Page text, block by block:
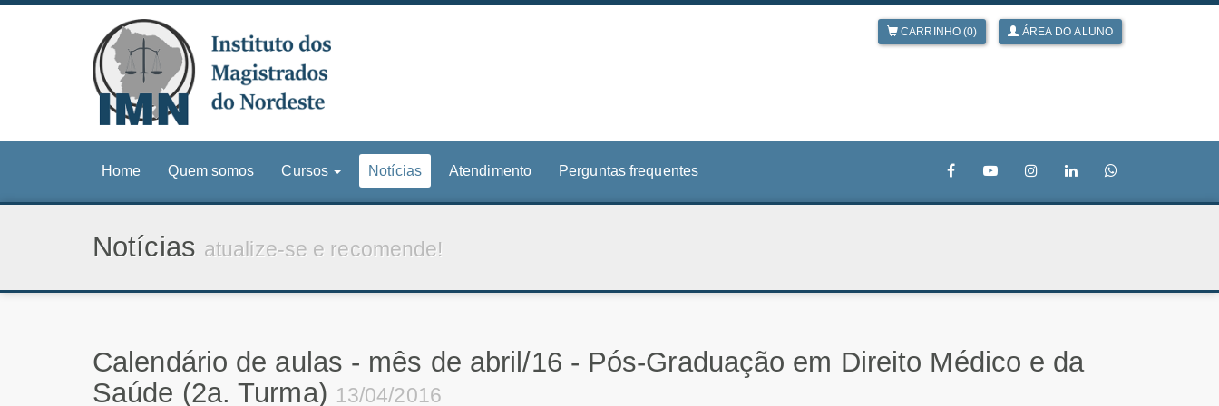
CARRINHO (0) ÁREA DO ALUNO
Home Quem somos Cursos Notícias Atendimento Perguntas frequentes
Notícias atualize-se e recomende!
Calendário de aulas - mês de abril/16 - Pós-Graduação em Direito Médico e da
Saúde (2a. Turma) 13/04/2016